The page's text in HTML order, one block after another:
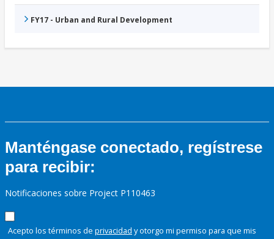
FY17 - Urban and Rural Development
Manténgase conectado, regístrese
para recibir:
Notificaciones sobre Project P110463
Acepto los términos de privacidad y otorgo mi permiso para que mis